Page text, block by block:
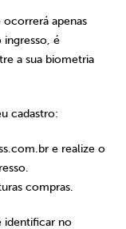
ocorrerá apenas
ingresso, é
a sua biometria
cadastro:
e realize o
compras.
identificar no